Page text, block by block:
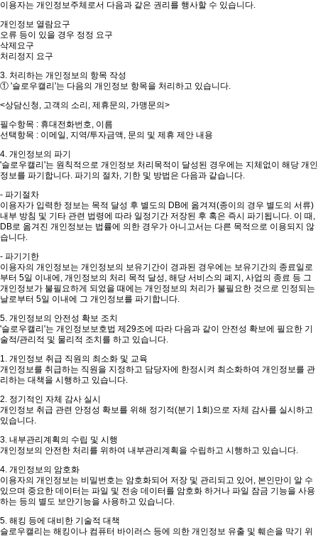
이용자는 개인정보주체로서 다음과 같은 권리를 행사할 수 있습니다.
개인정보 열람요구
오류 등이 있을 경우 정정 요구
삭제요구
처리정지 요구
3. 처리하는 개인정보의 항목 작성
① '슬로우캘리'는 다음의 개인정보 항목을 처리하고 있습니다.
<상담신청, 고객의 소리, 제휴문의, 가맹문의>
필수항목 : 휴대전화번호, 이름
선택항목 : 이메일, 지역/투자금액, 문의 및 제휴 제안 내용
4. 개인정보의 파기
'슬로우캘리'는 원칙적으로 개인정보 처리목적이 달성된 경우에는 지체없이 해당 개인
정보를 파기합니다. 파기의 절차, 기한 및 방법은 다음과 같습니다.
- 파기절차
이용자가 입력한 정보는 목적 달성 후 별도의 DB에 옮겨져(종이의 경우 별도의 서류)
내부 방침 및 기타 관련 법령에 따라 일정기간 저장된 후 혹은 즉시 파기됩니다. 이 때,
DB로 옮겨진 개인정보는 법률에 의한 경우가 아니고서는 다른 목적으로 이용되지 않
습니다.
- 파기기한
이용자의 개인정보는 개인정보의 보유기간이 경과된 경우에는 보유기간의 종료일로
부터 5일 이내에, 개인정보의 처리 목적 달성, 해당 서비스의 폐지, 사업의 종료 등 그
개인정보가 불필요하게 되었을 때에는 개인정보의 처리가 불필요한 것으로 인정되는
날로부터 5일 이내에 그 개인정보를 파기합니다.
5. 개인정보의 안전성 확보 조치
'슬로우캘리'는 개인정보보호법 제29조에 따라 다음과 같이 안전성 확보에 필요한 기
술적/관리적 및 물리적 조치를 하고 있습니다.
1. 개인정보 취급 직원의 최소화 및 교육
개인정보를 취급하는 직원을 지정하고 담당자에 한정시켜 최소화하여 개인정보를 관
리하는 대책을 시행하고 있습니다.
2. 정기적인 자체 감사 실시
개인정보 취급 관련 안정성 확보를 위해 정기적(분기 1회)으로 자체 감사를 실시하고
있습니다.
3. 내부관리계획의 수립 및 시행
개인정보의 안전한 처리를 위하여 내부관리계획을 수립하고 시행하고 있습니다.
4. 개인정보의 암호화
이용자의 개인정보는 비밀번호는 암호화되어 저장 및 관리되고 있어, 본인만이 알 수
있으며 중요한 데이터는 파일 및 전송 데이터를 암호화 하거나 파일 잠금 기능을 사용
하는 등의 별도 보안기능을 사용하고 있습니다.
5. 해킹 등에 대비한 기술적 대책
슬로우캘리는 해킹이나 컴퓨터 바이러스 등에 의한 개인정보 유출 및 훼손을 막기 위